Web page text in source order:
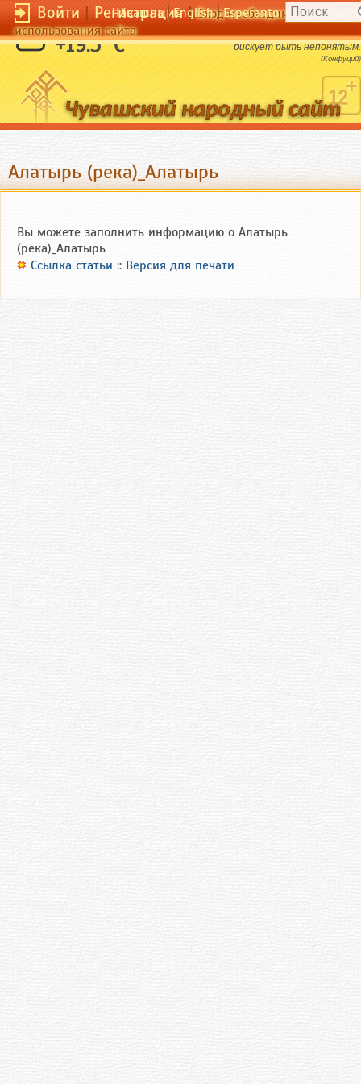
Войти|Регистрация|Вход необходим для
использования сайта
Чӑвашла English Esperanto
+19.5 °C
Блажен тот,кто ничего не знает: он не
рискует быть непонятым.
(Конфуций)
Алатырь (река)_Алатырь
Вы можете заполнить информацию о Алатырь
(река)_Алатырь
Ссылка статьи :: Версия для печати